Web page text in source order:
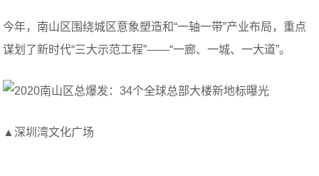
今年，南山区围绕城区意象塑造和“一轴一带”产业布局，重点
谋划了新时代“三大示范工程”——“一廊、一城、一大道”。
▲深圳湾文化广场